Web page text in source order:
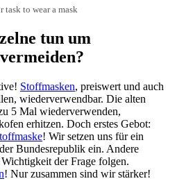
task to wear a mask
tun um
Stoffmasken, preiswert und auch
wiederverwendbar. Die alten
5 Mal wiederverwenden,
erhitzen. Doch erstes Gebot:
! Wir setzen uns für ein
Bundesrepublik ein. Andere
der Frage folgen.
! Nur zusammen sind wir stärker!